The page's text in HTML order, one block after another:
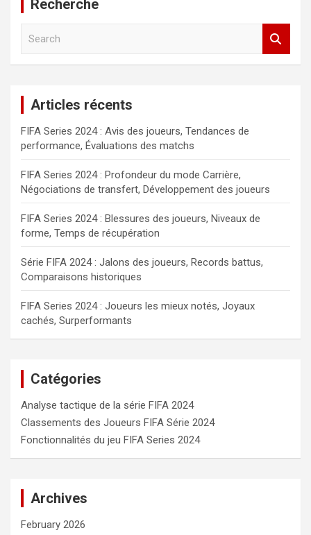
Recherche
Articles récents
FIFA Series 2024 : Avis des joueurs, Tendances de
performance, Évaluations des matchs
FIFA Series 2024 : Profondeur du mode Carrière,
Négociations de transfert, Développement des joueurs
FIFA Series 2024 : Blessures des joueurs, Niveaux de
forme, Temps de récupération
Série FIFA 2024 : Jalons des joueurs, Records battus,
Comparaisons historiques
FIFA Series 2024 : Joueurs les mieux notés, Joyaux
cachés, Surperformants
Catégories
Analyse tactique de la série FIFA 2024
Classements des Joueurs FIFA Série 2024
Fonctionnalités du jeu FIFA Series 2024
Archives
February 2026